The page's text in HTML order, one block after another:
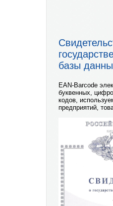
базы
EAN-Barcode
буквенных,
кодов,
предприятий,